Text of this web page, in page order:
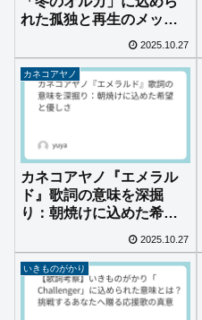
れた孤独と再生のメッセ
2025.10.27
カネコアヤノ
カネコアヤノ『エメラル
ド』歌詞の意味を深掘
り：朝焼けに込めた希望
2025.10.27
いきものがかり